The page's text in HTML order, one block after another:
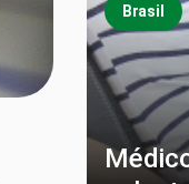
Brasil